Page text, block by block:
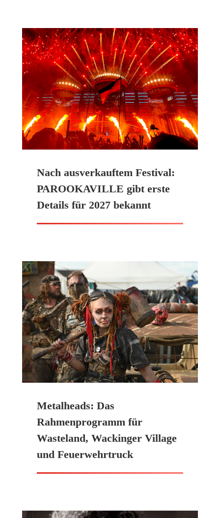
Nach ausverkauftem Festival:
PAROOKAVILLE gibt erste
Details für 2027 bekannt
Metalheads: Das
Rahmenprogramm für
Wasteland, Wackinger Village
und Feuerwehrtruck